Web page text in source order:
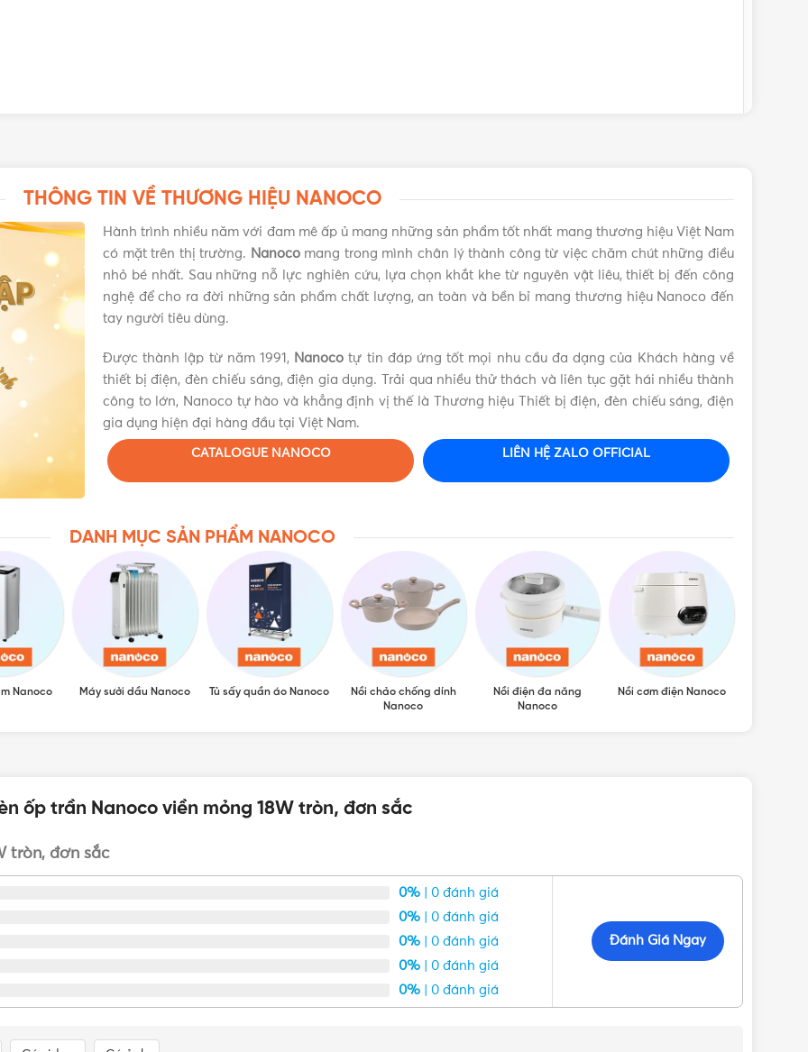
sắc NSFP186R (ánh sáng trắng), NSFP184R (ánh sáng trung tính), NSFP183R (ánh sáng vàng)
THÔNG TIN VỀ THƯƠNG HIỆU NANOCO
Hành trình nhiều năm với đam mê ấp ủ mang những sản phẩm tốt nhất mang thương hiệu Việt Nam
có mặt trên thị trường. Nanocomang trong mình chân lý thành công từ việc chăm chút những điều
nhỏ bé nhất. Sau những nỗ lực nghiên cứu, lựa chọn khắt khe từ nguyên vật liêu, thiết bị đến công
nghệ để cho ra đời những sản phẩm chất lượng, an toàn và bền bỉ mang thương hiệu Nanoco đến
tay người tiêu dùng.
Được thành lập từ năm 1991, Nanoco tự tin đáp ứng tốt mọi nhu cầu đa dạng của Khách hàng về
thiết bị điện, đèn chiếu sáng, điện gia dụng. Trải qua nhiều thử thách và liên tục gặt hái nhiều thành
công to lớn, Nanoco tự hào và khẳng định vị thế là Thương hiệu Thiết bị điện, đèn chiếu sáng, điện
gia dụng hiện đại hàng đầu tại Việt Nam.
CATALOGUE NANOCO LIÊN HỆ ZALO OFFICIAL
DANH MỤC SẢN PHẨM NANOCO
Nanoco Máy sưởi dầu Nanoco Tủ sấy quần áo Nanoco
Nồi chảo chống dính
Nanoco
Nồi điện đa năng
Nanoco
Nồi cơm điện Nanoco
ốp trần Nanoco viền mỏng 18W tròn, đơn sắc
tròn, đơn sắc
0% | 0 đánh giá
0% | 0 đánh giá
0% | 0 đánh giá
0% | 0 đánh giá
0% | 0 đánh giá
Đánh Giá Ngay